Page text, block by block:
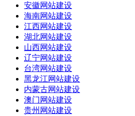
安徽网站建设
海南网站建设
江西网站建设
湖北网站建设
山西网站建设
辽宁网站建设
台湾网站建设
黑龙江网站建设
内蒙古网站建设
澳门网站建设
贵州网站建设